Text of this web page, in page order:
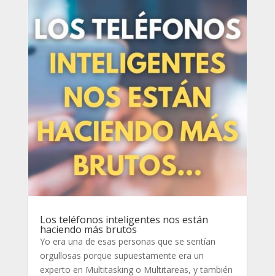
Los teléfonos inteligentes nos están
haciendo más brutos
Yo era una de esas personas que se sentían
orgullosas porque supuestamente era un
experto en Multitasking o Multitareas, y también